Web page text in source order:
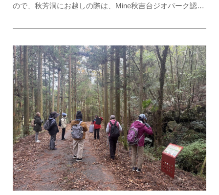
ので、秋芳洞にお越しの際は、Mine秋吉台ジオパーク認定
出発時間午前10時（午前9時40分受付終了）、午後2時（午